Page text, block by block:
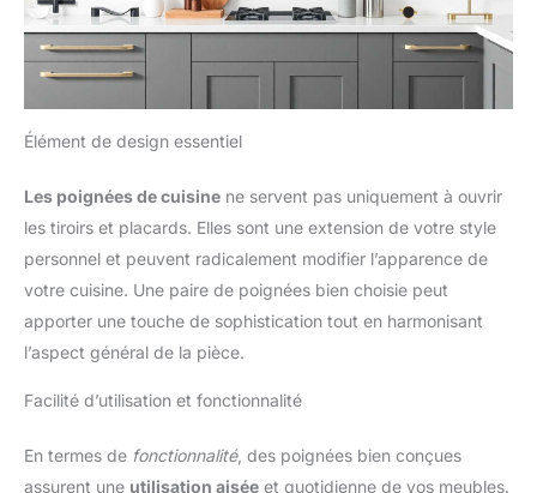
Élément de design essentiel
Les poignées de cuisine ne servent pas uniquement à ouvrir
les tiroirs et placards. Elles sont une extension de votre style
personnel et peuvent radicalement modifier l’apparence de
votre cuisine. Une paire de poignées bien choisie peut
apporter une touche de sophistication tout en harmonisant
l’aspect général de la pièce.
Facilité d’utilisation et fonctionnalité
En termes de fonctionnalité, des poignées bien conçues
assurent une utilisation aisée et quotidienne de vos meubles.